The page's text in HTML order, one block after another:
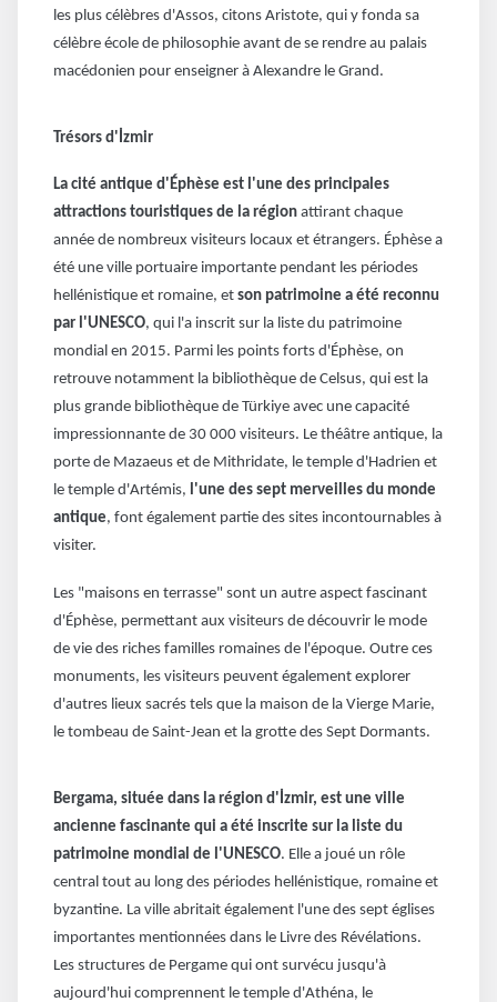
les plus célèbres d'Assos, citons Aristote, qui y fonda sa
célèbre école de philosophie avant de se rendre au palais
macédonien pour enseigner à Alexandre le Grand.
Trésors d'İzmir
La cité antique d'Éphèse est l'une des principales
attractions touristiques de la région attirant chaque
année de nombreux visiteurs locaux et étrangers. Éphèse a
été une ville portuaire importante pendant les périodes
hellénistique et romaine, et son patrimoine a été reconnu
par l'UNESCO, qui l'a inscrit sur la liste du patrimoine
mondial en 2015. Parmi les points forts d'Éphèse, on
retrouve notamment la bibliothèque de Celsus, qui est la
plus grande bibliothèque de Türkiye avec une capacité
impressionnante de 30 000 visiteurs. Le théâtre antique, la
porte de Mazaeus et de Mithridate, le temple d'Hadrien et
le temple d'Artémis, l'une des sept merveilles du monde
antique, font également partie des sites incontournables à
visiter.
Les "maisons en terrasse" sont un autre aspect fascinant
d'Éphèse, permettant aux visiteurs de découvrir le mode
de vie des riches familles romaines de l'époque. Outre ces
monuments, les visiteurs peuvent également explorer
d'autres lieux sacrés tels que la maison de la Vierge Marie,
le tombeau de Saint-Jean et la grotte des Sept Dormants.
Bergama, située dans la région d'İzmir, est une ville
ancienne fascinante qui a été inscrite sur la liste du
patrimoine mondial de l'UNESCO. Elle a joué un rôle
central tout au long des périodes hellénistique, romaine et
byzantine. La ville abritait également l'une des sept églises
importantes mentionnées dans le Livre des Révélations.
Les structures de Pergame qui ont survécu jusqu'à
aujourd'hui comprennent le temple d'Athéna, le